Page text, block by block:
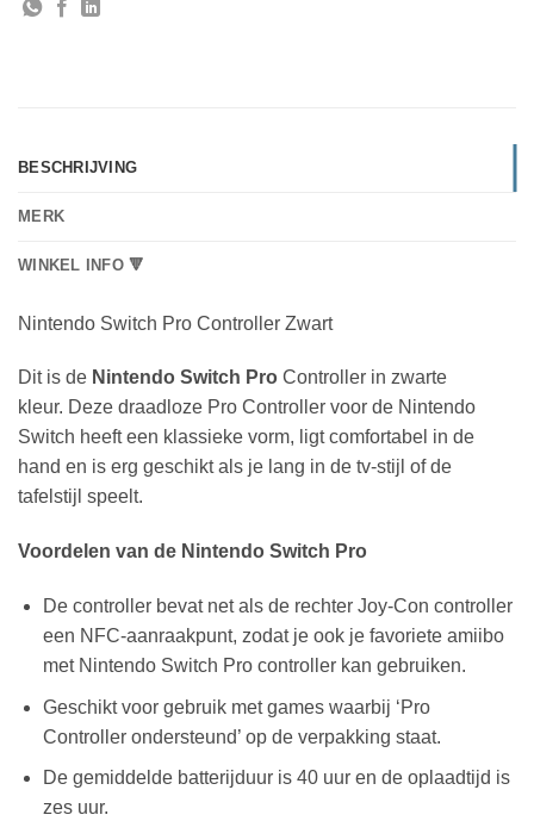
BESCHRIJVING
MERK
WINKEL INFO 🔻
Nintendo Switch Pro Controller Zwart
Dit is de Nintendo Switch Pro Controller in zwarte
kleur. Deze draadloze Pro Controller voor de Nintendo
Switch heeft een klassieke vorm, ligt comfortabel in de
hand en is erg geschikt als je lang in de tv-stijl of de
tafelstijl speelt.
Voordelen van de Nintendo Switch Pro
De controller bevat net als de rechter Joy-Con controller
een NFC-aanraakpunt, zodat je ook je favoriete amiibo
met Nintendo Switch Pro controller kan gebruiken.
Geschikt voor gebruik met games waarbij ‘Pro
Controller ondersteund’ op de verpakking staat.
De gemiddelde batterijduur is 40 uur en de oplaadtijd is
zes uur.